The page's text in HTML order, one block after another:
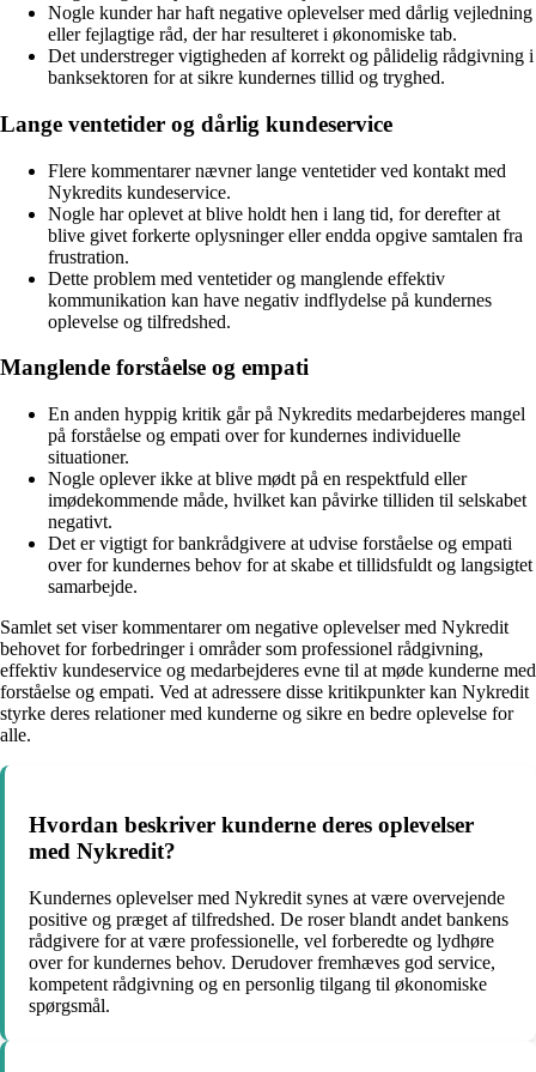
Nogle kunder har haft negative oplevelser med dårlig vejledning
eller fejlagtige råd, der har resulteret i økonomiske tab.
Det understreger vigtigheden af korrekt og pålidelig rådgivning i
banksektoren for at sikre kundernes tillid og tryghed.
Lange ventetider og dårlig kundeservice
Flere kommentarer nævner lange ventetider ved kontakt med
Nykredits kundeservice.
Nogle har oplevet at blive holdt hen i lang tid, for derefter at
blive givet forkerte oplysninger eller endda opgive samtalen fra
frustration.
Dette problem med ventetider og manglende effektiv
kommunikation kan have negativ indflydelse på kundernes
oplevelse og tilfredshed.
Manglende forståelse og empati
En anden hyppig kritik går på Nykredits medarbejderes mangel
på forståelse og empati over for kundernes individuelle
situationer.
Nogle oplever ikke at blive mødt på en respektfuld eller
imødekommende måde, hvilket kan påvirke tilliden til selskabet
negativt.
Det er vigtigt for bankrådgivere at udvise forståelse og empati
over for kundernes behov for at skabe et tillidsfuldt og langsigtet
samarbejde.
Samlet set viser kommentarer om negative oplevelser med Nykredit
behovet for forbedringer i områder som professionel rådgivning,
effektiv kundeservice og medarbejderes evne til at møde kunderne med
forståelse og empati. Ved at adressere disse kritikpunkter kan Nykredit
styrke deres relationer med kunderne og sikre en bedre oplevelse for
alle.
Hvordan beskriver kunderne deres oplevelser
med Nykredit?
Kundernes oplevelser med Nykredit synes at være overvejende
positive og præget af tilfredshed. De roser blandt andet bankens
rådgivere for at være professionelle, vel forberedte og lydhøre
over for kundernes behov. Derudover fremhæves god service,
kompetent rådgivning og en personlig tilgang til økonomiske
spørgsmål.